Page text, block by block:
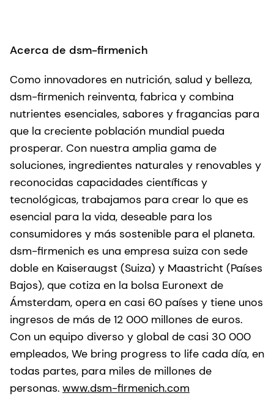
Acerca de dsm-firmenich
Como innovadores en nutrición, salud y belleza,
dsm-firmenich reinventa, fabrica y combina
nutrientes esenciales, sabores y fragancias para
que la creciente población mundial pueda
prosperar. Con nuestra amplia gama de
soluciones, ingredientes naturales y renovables y
reconocidas capacidades científicas y
tecnológicas, trabajamos para crear lo que es
esencial para la vida, deseable para los
consumidores y más sostenible para el planeta.
dsm-firmenich es una empresa suiza con sede
doble en Kaiseraugst (Suiza) y Maastricht (Países
Bajos), que cotiza en la bolsa Euronext de
Ámsterdam, opera en casi 60 países y tiene unos
ingresos de más de 12 000 millones de euros.
Con un equipo diverso y global de casi 30 000
empleados, We bring progress to life cada día, en
todas partes, para miles de millones de
personas. www.dsm-firmenich.com